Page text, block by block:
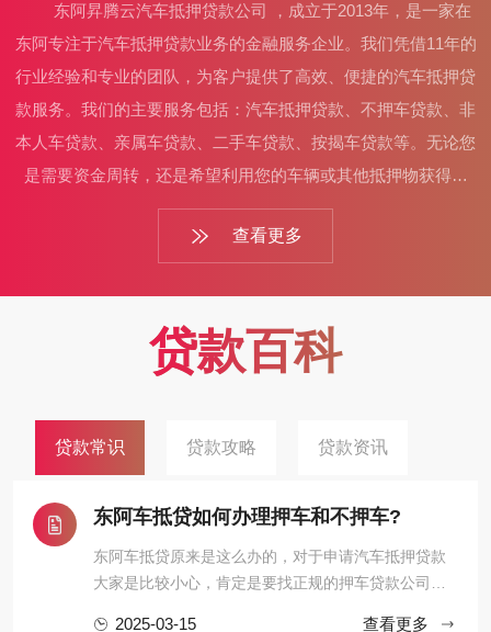
东阿昇腾云汽车抵押贷款公司 ，成立于2013年，是一家在
东阿专注于汽车抵押贷款业务的金融服务企业。我们凭借11年的
行业经验和专业的团队，为客户提供了高效、便捷的汽车抵押贷
款服务。我们的主要服务包括：汽车抵押贷款、不押车贷款、非
本人车贷款、亲属车贷款、二手车贷款、按揭车贷款等。无论您
是需要资金周转，还是希望利用您的车辆或其他抵押物获得贷
款，我们都能为您提供合适的解决方案。作为行业内的佼佼者，
我们的优势在于：利率低于同行3-5个点，让客户享受到更优惠
作全国多家银行金融机构，为客户提供更多样化的贷款产品选
择。我们的团队由一群富有经验、专业素质高的金融人才组成...
查看更多
贷款百科
贷款常识 贷款攻略 贷款资讯
东阿车抵贷如何办理押车和不押车?
东阿车抵贷原来是这么办的，对于申请汽车抵押贷款
大家是比较小心，肯定是要找正规的押车贷款公司。
2025-03-15 查看更多